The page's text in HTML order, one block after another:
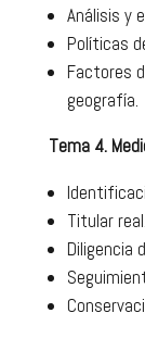
Análisis y
Políticas
Factores
geografía.
Tema 4.
Titular real.
Diligencia